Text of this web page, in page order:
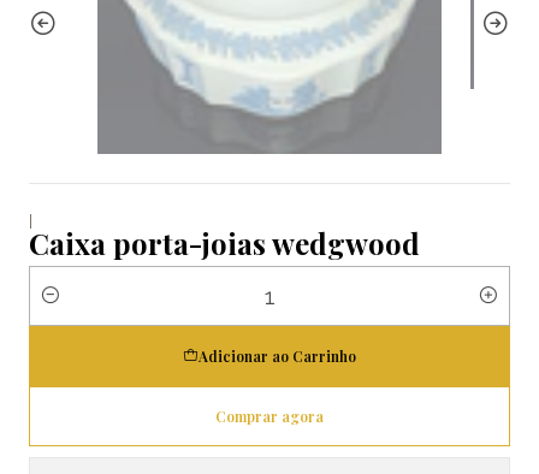
|
Caixa porta-joias wedgwood
Quantidade
Adicionar ao Carrinho
Comprar agora